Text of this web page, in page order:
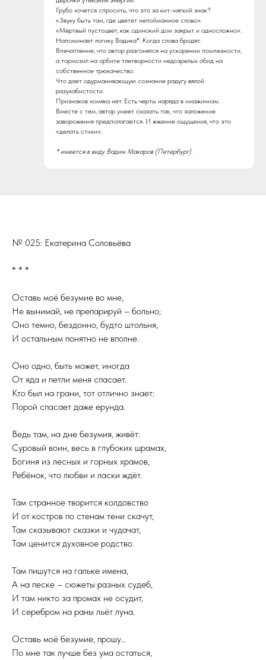
Грубо хочется спросить, что это за кит-мягкий знак?
«‎Звуку быть там, где цветет непойманное слово»‎.
«‎Мёртвый пустоцвет, как одинокий дом закрыт и односложно»‎.
Напоминает логику Вадика*. Когда слова бродят.
Впечатление, что автор разгонялся на ускорении помпезности,
а тормозил на орбите тлетворности недозрелых обид на
собственное трюкачество.
Что дает одурманивающую сознание радугу вялой
разухабистости.
Признаков хомяка нет. Есть черты наряда в имажинизм.
Вместе с тем, автор умеет сказать так, что заложение
заворожения предполагается. И жжение ощущения, что это
«делать стихи».
* имеется в виду Вадим Макаров (Петербург).
№ 025: Екатерина Соловьёва
* * *
Оставь моё безумие во мне,
Не вынимай, не препарируй – больно;
Оно темно, бездонно, будто штольня,
И остальным понятно не вполне.
Оно одно, быть может, иногда
От яда и петли меня спасает.
Кто был на грани, тот отлично знает:
Порой спасает даже ерунда.
Ведь там, на дне безумия, живёт:
Суровый воин, весь в глубоких шрамах,
Богиня из лесных и горных храмов,
Ребёнок, что любви и ласки ждёт.
Там странное творится колдовство
И от костров по стенам тени скачут,
Там сказывают сказки и чудачат,
Там ценится духовное родство.
Там пишутся на гальке имена,
А на песке – сюжеты разных судеб,
И там никто за промах не осудит,
И серебром на раны льёт луна.
Оставь моё безумие, прошу…
По мне так лучше без ума остаться,